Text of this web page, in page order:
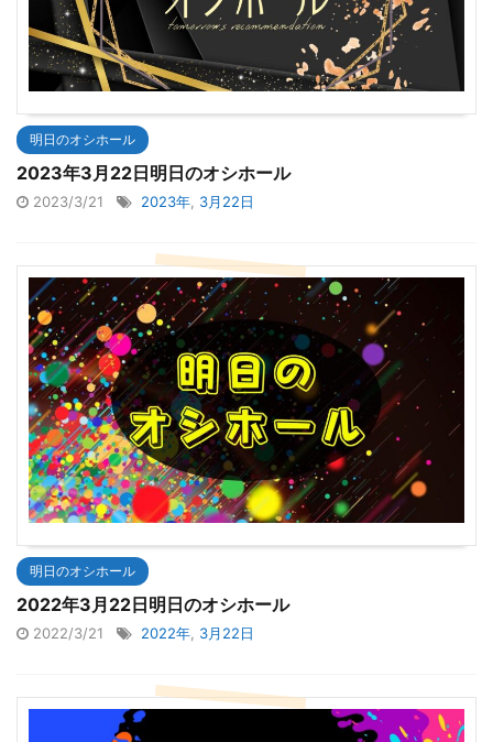
明日のオシホール
2023年3月22日明日のオシホール
2023/3/21 2023年 3月22日
明日のオシホール
2022年3月22日明日のオシホール
2022/3/21 2022年 3月22日